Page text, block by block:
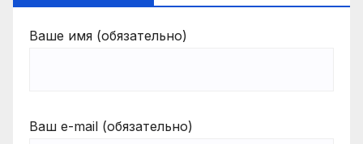
Ваше имя (обязательно)
Ваш e-mail (обязательно)